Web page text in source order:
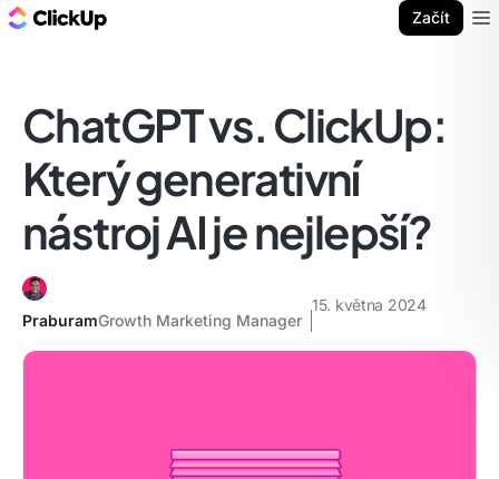
Začít
ChatGPT vs. ClickUp:
Který generativní
nástroj AI je nejlepší?
PraburamGrowth Marketing Manager
15. května 2024